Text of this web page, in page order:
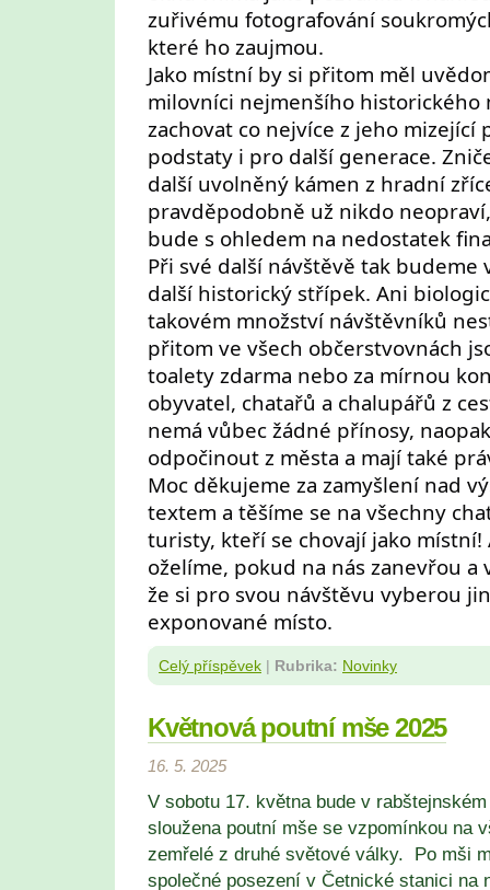
zuřivému fotografování
které ho zaujmou.
Jako místní by si přitom měl
milovníci nejmenšího historického
zachovat co nejvíce z jeho mizející
podstaty i pro další generace.
další uvolněný kámen z hradní
pravděpodobně už nikdo
bude s ohledem na nedostatek
Při své další návštěvě tak budeme
další historický střípek. Ani
takovém množství návštěvníků
přitom ve všech občerstvovnách
toalety zdarma nebo za mírnou
obyvatel, chatařů a chalupářů z
nemá vůbec žádné přínosy,
odpočinout z města a mají také
Moc děkujeme za zamyšlení nad
textem a těšíme se na všechny
turisty, kteří se chovají jako místní!
oželíme, pokud na nás zanevřou a
že si pro svou návštěvu vyberou
exponované místo.
Celý příspěvek | Rubrika: Novinky
Květnová poutní mše 2025
16. 5. 2025
V sobotu 17. května bude v
sloužena poutní mše se vzpomínkou na
zemřelé z druhé světové války. Po mši
společné posezení v Četnické stanici na